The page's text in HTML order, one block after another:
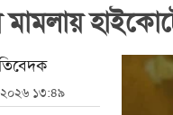
২০২৬ ১৩:৪৯